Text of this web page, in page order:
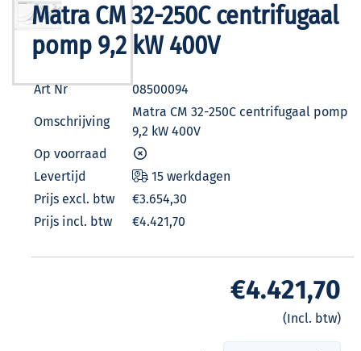
Matra CM 32-250C centrifugaal
pomp 9,2 kW 400V
Art Nr 08500094
Omschrijving
Matra CM 32-250C centrifugaal pomp
9,2 kW 400V
Op voorraad
Levertijd
15 werkdagen
Prijs excl. btw
€3.654,30
Prijs incl. btw
€4.421,70
€4.421,70
(Incl. btw)